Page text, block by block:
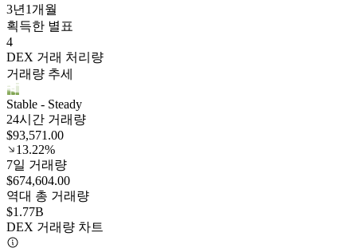
3년 1개월
획득한 별표
4
DEX 거래 처리량
거래량 추세
Stable - Steady
24시간 거래량
$93,571.00
13.22%
7일 거래량
$674,604.00
역대 총 거래량
$1.77B
DEX 거래량 차트